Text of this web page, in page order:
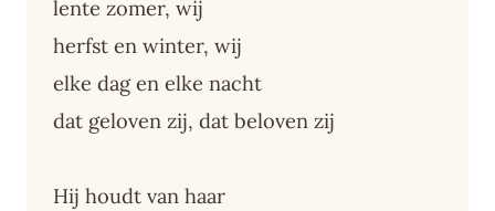
lente zomer, wij
herfst en winter, wij
elke dag en elke nacht
dat geloven zij, dat beloven zij
Hij houdt van haar